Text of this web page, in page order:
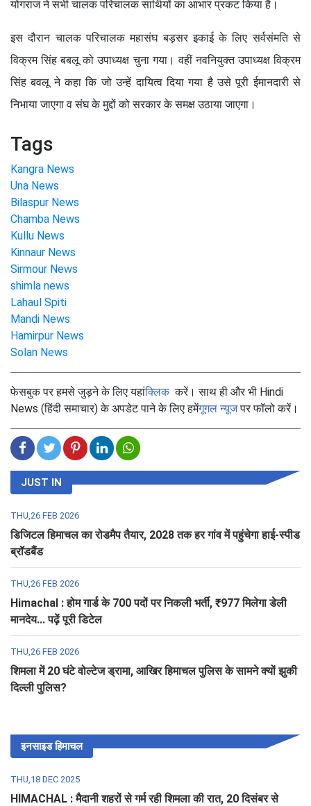
योगराज ने सभी चालक परिचालक सार्थियों का आभार प्रकट किया है।
इस दौरान चालक परिचालक महासंघ बड़सर इकाई के लिए सर्वसंमति से
विक्रम सिंह बबलू को उपाध्यक्ष चुना गया। वहीं नवनियुक्त उपाध्यक्ष विक्रम
सिंह बवलू ने कहा कि जो उन्हें दायित्व दिया गया है उसे पूरी ईमानदारी से
निभाया जाएगा व संघ के मुद्दों को सरकार के समक्ष उठाया जाएगा।
Tags
Kangra News
Una News
Bilaspur News
Chamba News
Kullu News
Kinnaur News
Sirmour News
shimla news
Lahaul Spiti
Mandi News
Hamirpur News
Solan News
फेसबुक पर हमसे जुड़ने के लिए यहांक्लिककरें। साथ ही और भी Hindi
News (हिंदी समाचार) के अपडेट पाने के लिए हमेंगूगल न्यूजपर फॉलो करें।
JUST IN
THU,26 FEB 2026
डिजिटल हिमाचल का रोडमैप तैयार, 2028 तक हर गांव में पहुंचेगा हाई-स्पीड
ब्रॉडबैंड
THU,26 FEB 2026
Himachal : होम गार्ड के 700 पदों पर निकली भर्ती, ₹977 मिलेगा डेली
मानदेय... पढ़ें पूरी डिटेल
THU,26 FEB 2026
शिमला में 20 घंटे वोल्टेज ड्रामा, आखिर हिमाचल पुलिस के सामने क्यों झुकी
दिल्ली पुलिस?
इनसाइड हिमाचल
THU,18 DEC 2025
HIMACHAL : मैदानी शहरों से गर्म रही शिमला की रात, 20 दिसंबर से